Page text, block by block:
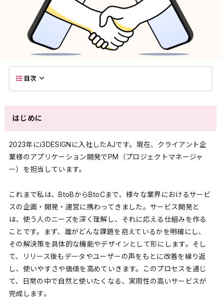
目次
はじめに
2023年にi3DESIGNに入社したAJです。現在、クライアント企
業様のアプリケーション開発でPM（プロジェクトマネージャ
ー）を担当しています。
これまで私は、BtoBからBtoCまで、様々な業界におけるサービ
スの企画・開発・運営に携わってきました。サービス開発と
は、使う人のニーズを深く理解し、それに応える仕組みを作る
ことです。まず、誰がどんな課題を抱えているかを明確にし、
その解決策を具体的な機能やデザインとして形にします。そし
て、リリース後もデータやユーザーの声をもとに改善を繰り返
し、使いやすさや価値を高めていきます。このプロセスを通じ
て、日常の中で自然と使いたくなる、実用性の高いサービスが
完成します。